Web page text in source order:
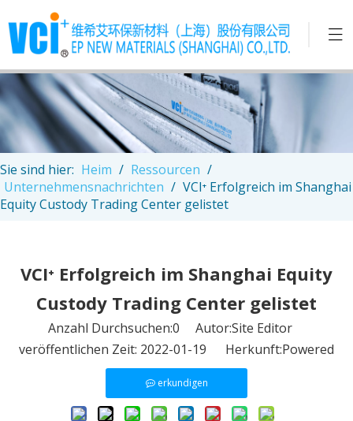
Sie sind hier: Heim / Ressourcen /
Unternehmensnachrichten / VCI⁺ Erfolgreich im Shanghai
Equity Custody Trading Center gelistet
VCI⁺ Erfolgreich im Shanghai Equity
Custody Trading Center gelistet
Anzahl Durchsuchen:0 Autor:Site Editor
veröffentlichen Zeit: 2022-01-19 Herkunft:Powered
erkundigen